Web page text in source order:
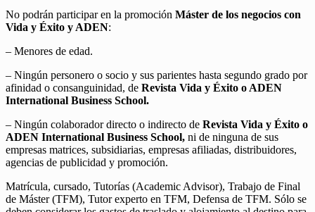
No podrán participar en la promoción Máster de los negocios con
Vida y Éxito y ADEN:
– Menores de edad.
– Ningún personero o socio y sus parientes hasta segundo grado por
afinidad o consanguinidad, de Revista Vida y Éxito o ADEN
International Business School.
– Ningún colaborador directo o indirecto de Revista Vida y Éxito o
ADEN International Business School, ni de ninguna de sus
empresas matrices, subsidiarias, empresas afiliadas, distribuidores,
agencias de publicidad y promoción.
Matrícula, cursado, Tutorías (Academic Advisor), Trabajo de Final
de Máster (TFM), Tutor experto en TFM, Defensa de TFM. Sólo se